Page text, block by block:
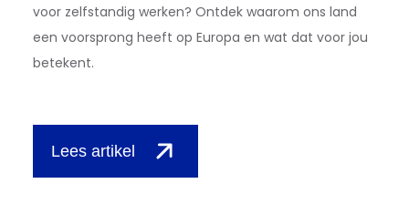
voor zelfstandig werken? Ontdek waarom ons land
een voorsprong heeft op Europa en wat dat voor jou
betekent.
Lees artikel